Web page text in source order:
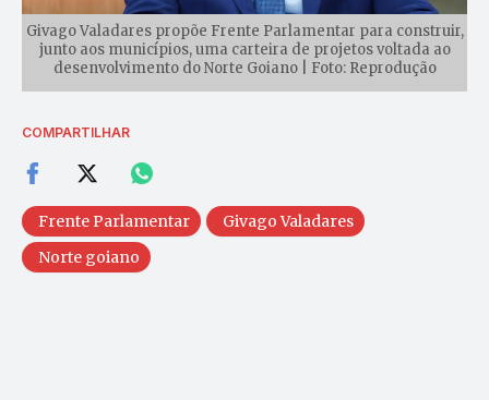
Givago Valadares propõe Frente Parlamentar para construir,
junto aos municípios, uma carteira de projetos voltada ao
desenvolvimento do Norte Goiano | Foto: Reprodução
COMPARTILHAR
Frente Parlamentar
Givago Valadares
Norte goiano